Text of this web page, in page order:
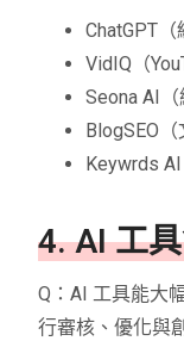
ChatGPT（
VidIQ（
Seona AI（
BlogSEO（
Keywrds
4. AI 工
Q：AI 工具能大
行審核、優化與